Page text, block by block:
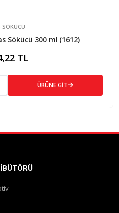
SÖKÜCÜ
Sökücü 300 ml (1612)
TL
ÜRÜNE GİT